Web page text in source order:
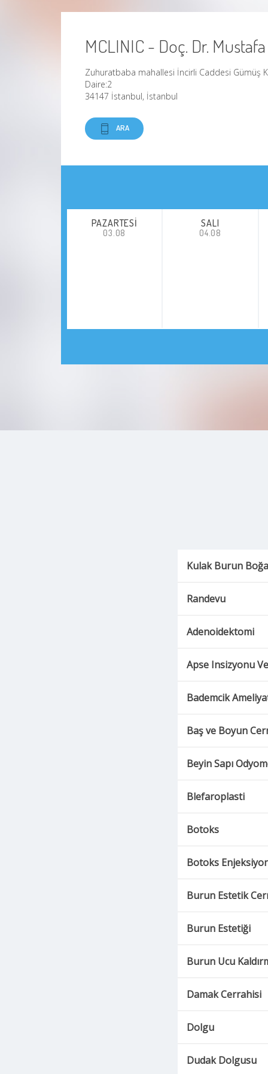
MCLINIC - Doç. Dr.
Zuhuratbaba mahallesi İncirli Caddesi Gümüş
Daire:2
34147 İstanbul, İstanbul
ARA
PAZARTESI
03.08
SALI
04.08
Kulak Burun
Randevu
Adenoidektomi
Apse Insizyonu
Bademcik
Baş ve Boyun
Beyin Sapı
Blefaroplasti
Botoks
Botoks
Burun Estetik
Burun Estetiği
Burun Ucu
Damak Cerrahisi
Dolgu
Dudak Dolgusu